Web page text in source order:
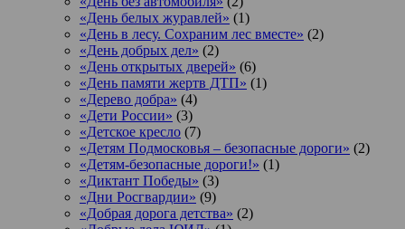
«День белых журавлей» (1)
«День в лесу. Сохраним лес вместе» (2)
«День добрых дел» (2)
«День открытых дверей» (6)
«День памяти жертв ДТП» (1)
«Дерево добра» (4)
«Дети России» (3)
«Детское кресло (7)
«Детям Подмосковья – безопасные дороги» (2)
«Детям-безопасные дороги!» (1)
«Диктант Победы» (3)
«Дни Росгвардии» (9)
«Добрая дорога детства» (2)